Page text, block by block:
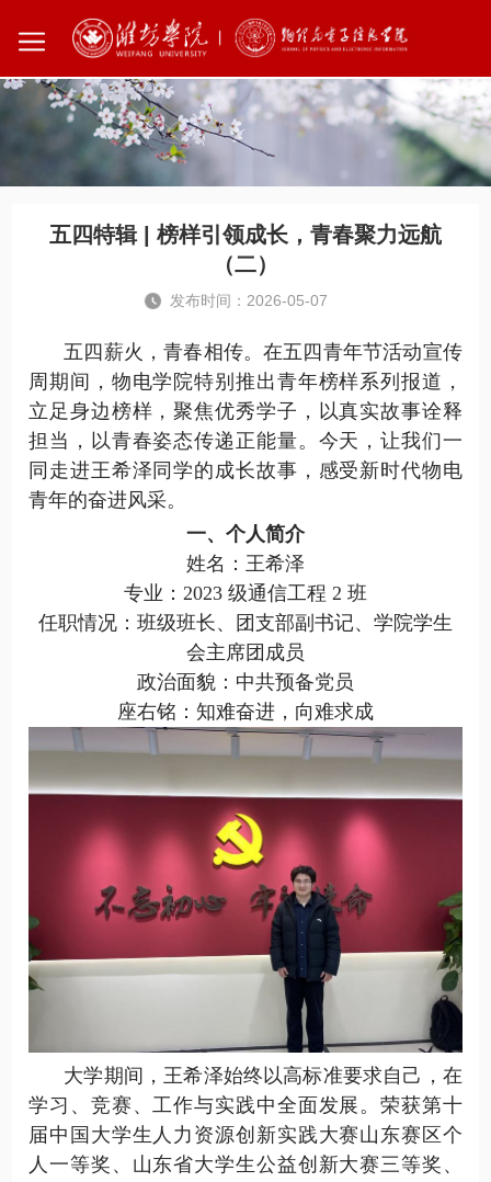
五四特辑 | 榜样引领成长，青春聚力远航
（二）
发布时间：2026-05-07
五四薪火，青春相传。在五四青年节活动宣传
周期间，物电学院特别推出青年榜样系列报道，
立足身边榜样，聚焦优秀学子，以真实故事诠释
担当，以青春姿态传递正能量。今天，让我们一
同走进王希泽同学的成长故事，感受新时代物电
青年的奋进风采。
一、个人简介
姓名：王希泽
专业：2023 级通信工程 2 班
任职情况：班级班长、团支部副书记、学院学生
会主席团成员
政治面貌：中共预备党员
座右铭：知难奋进，向难求成
大学期间，王希泽始终以高标准要求自己，在
学习、竞赛、工作与实践中全面发展。荣获第十
届中国大学生人力资源创新实践大赛山东赛区个
人一等奖、山东省大学生公益创新大赛三等奖、